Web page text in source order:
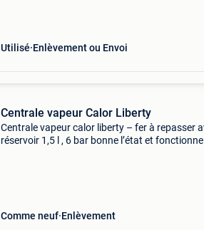
Utilisé Enlèvement ou Envoi
Centrale vapeur Calor Liberty
Centrale vapeur calor liberty – fer à repasser
réservoir 1,5 l , 6 bar bonne l’état et
Comme neuf Enlèvement